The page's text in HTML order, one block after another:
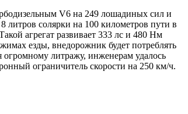
V6 на 249 лошадиных сил и
литров солярки на 100 километров пути в
агрегат развивает 333 лс и 480 Нм
езды, внедорожник будет потреблять
литражу, инженерам удалось
ограничитель скорости на 250 км/ч.